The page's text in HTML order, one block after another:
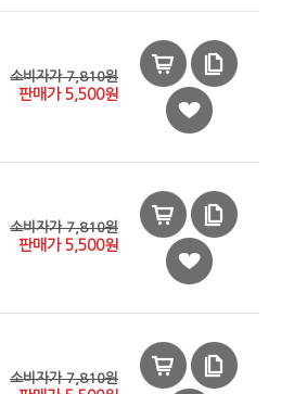
소비자가 7,810원
판매가 5,500원
소비자가 7,810원
판매가 5,500원
소비자가 7,810원